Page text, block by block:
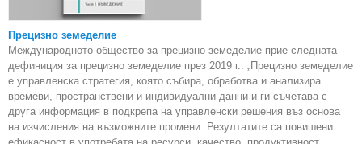
Прецизно земеделие
Международното общество за прецизно земеделие прие следната
дефиниция за прецизно земеделие през 2019 г.: „Прецизно земеделие
е управленска стратегия, която събира, обработва и анализира
времеви, пространствени и индивидуални данни и ги съчетава с
друга информация в подкрепа на управленски решения въз основа
на изчисления на възможните промени. Резултатите са повишени